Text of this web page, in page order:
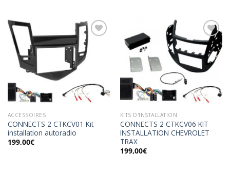
Ajouter
ACCESSOIRES
CONNECTS 2 CTKCV01 Kit
installation autoradio
199,00€
Ajouter
à la
KITS D'INSTALLATION
CONNECTS 2 CTKCV06 KIT
INSTALLATION CHEVROLET
TRAX
199,00€